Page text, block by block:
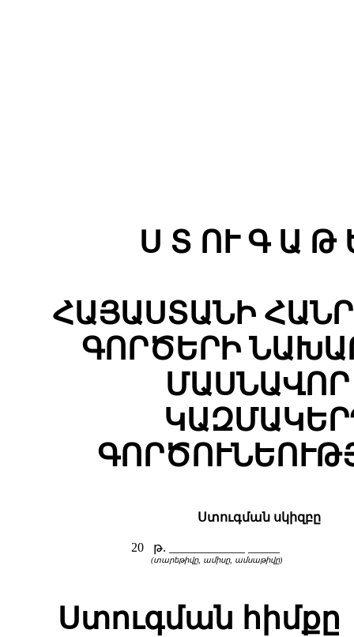
Ս Տ ՈՒ Գ Ա Թ
ՀԱՅԱՍՏԱՆԻ
ԳՈՐԾԵՐԻ
Ստուգման սկիզբը
20 թ. ____________ _____
(տարեթիվը, ամիսը, ամսաթիվը)
Ստուգման հիմքը